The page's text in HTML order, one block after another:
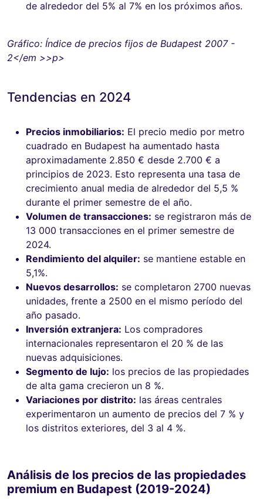
de alrededor del 5% al ​​7% en los próximos años.
Gráfico: Índice de precios fijos de Budapest 2007 -
2</em >>p>
Tendencias en 2024
Precios inmobiliarios: El precio medio por metro
cuadrado en Budapest ha aumentado hasta
aproximadamente 2.850 € desde 2.700 € a
principios de 2023. Esto representa una tasa de
crecimiento anual media de alrededor del 5,5 %
durante el primer semestre de el año.
Volumen de transacciones: se registraron más de
13 000 transacciones en el primer semestre de
2024.
Rendimiento del alquiler: se mantiene estable en
5,1%.
Nuevos desarrollos: se completaron 2700 nuevas
unidades, frente a 2500 en el mismo período del
año pasado.
Inversión extranjera: Los compradores
internacionales representaron el 20 % de las
nuevas adquisiciones.
Segmento de lujo: los precios de las propiedades
de alta gama crecieron un 8 %.
Variaciones por distrito: las áreas centrales
experimentaron un aumento de precios del 7 % y
los distritos exteriores, del 3 al 4 %.
Análisis de los precios de las propiedades
premium en Budapest (2019-2024)